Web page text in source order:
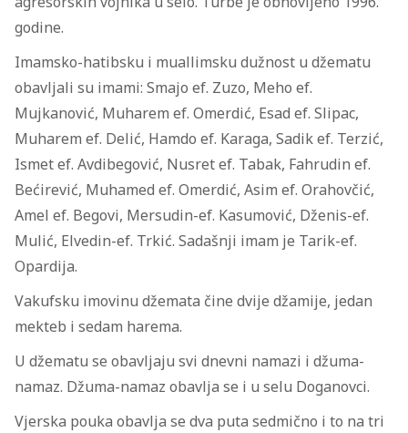
godine.
Imamsko-hatibsku i muallimsku dužnost u džematu
obavljali su imami: Smajo ef. Zuzo, Meho ef.
Mujkanović, Muharem ef. Omerdić, Esad ef. Slipac,
Muharem ef. Delić, Hamdo ef. Karaga, Sadik ef. Terzić,
Ismet ef. Avdibegović, Nusret ef. Tabak, Fahrudin ef.
Bećirević, Muhamed ef. Omerdić, Asim ef. Orahovčić,
Amel ef. Begovi, Mersudin-ef. Kasumović, Dženis-ef.
Mulić, Elvedin-ef. Trkić. Sadašnji imam je Tarik-ef.
Opardija.
Vakufsku imovinu džemata čine dvije džamije, jedan
mekteb i sedam harema.
U džematu se obavljaju svi dnevni namazi i džuma-
namaz. Džuma-namaz obavlja se i u selu Doganovci.
Vjerska pouka obavlja se dva puta sedmično i to na tri